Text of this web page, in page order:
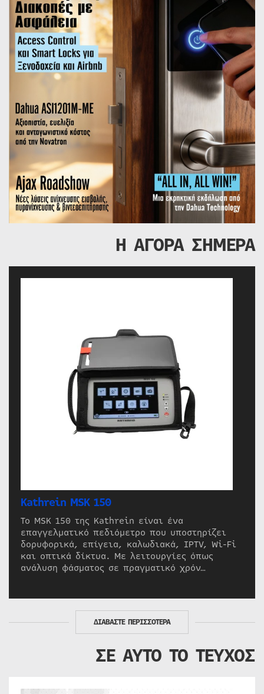
Η ΑΓΟΡΑ ΣΗΜΕΡΑ
Kathrein MSK 150
Το MSK 150 της Kathrein είναι ένα
επαγγελματικό πεδιόμετρο που υποστηρίζει
δορυφορικά, επίγεια, καλωδιακά, IPTV, Wi-Fi
και οπτικά δίκτυα. Με λειτουργίες όπως
ανάλυση φάσματος σε πραγματικό χρόν…
ΔΙΑΒΑΣΤΕ ΠΕΡΙΣΣΟΤΕΡΑ
ΣΕ ΑΥΤΟ ΤΟ ΤΕΥΧΟΣ